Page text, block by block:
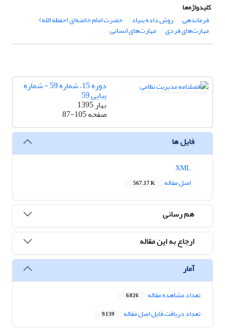
کلیدواژه‌ها
فرماندهی
روش داده بنیاد حضرت امام خامنه‌ای (حفظه الله)
مهارت‌های فردی مهارت‌های انسانی
دوره 15، شماره 59 - شماره
پیاپی 59
بهار 1395
صفحه87-105
فایل ها
اصل مقاله
567.17 K
هم رسانی
ارجاع به این مقاله
آمار
تعداد مشاهده مقاله 6,026
تعداد دریافت فایل اصل مقاله 9,139